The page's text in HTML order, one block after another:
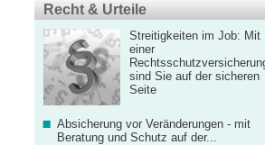
Recht & Urteile
Streitigkeiten im Job: Mit
einer
sind Sie auf der sicheren
Seite
Absicherung vor Veränderungen - mit
Beratung und Schutz auf der...